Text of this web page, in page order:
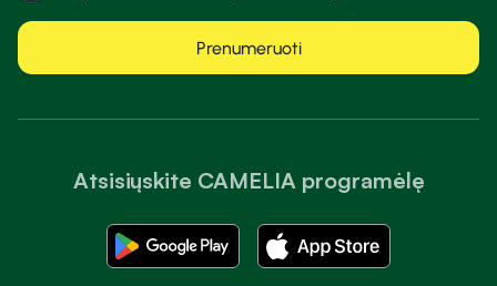
Atsisiųskite CAMELIA programėlę
Prenumeruoti